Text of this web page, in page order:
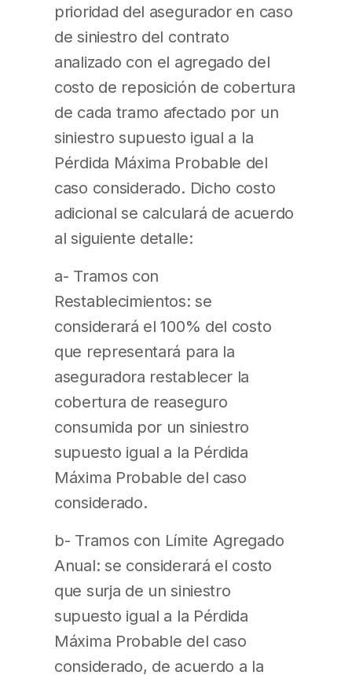
prioridad del asegurador en caso
de siniestro del contrato
analizado con el agregado del
costo de reposición de cobertura
de cada tramo afectado por un
siniestro supuesto igual a la
Pérdida Máxima Probable del
caso considerado. Dicho costo
adicional se calculará de acuerdo
al siguiente detalle:
a- Tramos con
Restablecimientos: se
considerará el 100% del costo
que representará para la
aseguradora restablecer la
cobertura de reaseguro
consumida por un siniestro
supuesto igual a la Pérdida
Máxima Probable del caso
considerado.
b- Tramos con Límite Agregado
Anual: se considerará el costo
que surja de un siniestro
supuesto igual a la Pérdida
Máxima Probable del caso
considerado, de acuerdo a la